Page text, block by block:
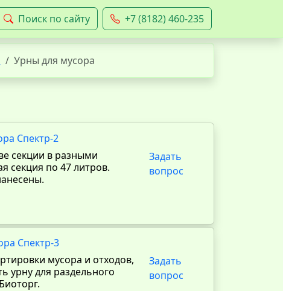
Поиск по сайту +7 (8182) 460-235
Урны для мусора
Спектр-2
секции в разными
секция по 47 литров.
Задать
вопрос
Спектр-3
мусора и отходов,
урну для раздельного
Задать
вопрос